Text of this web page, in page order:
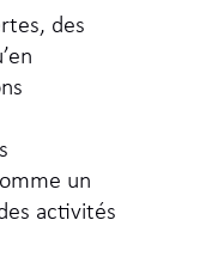
des
un
activités